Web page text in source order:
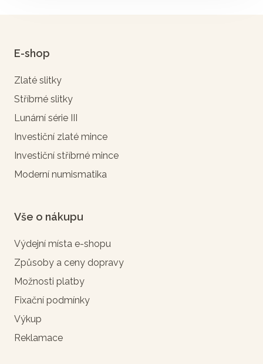
E-shop
Zlaté slitky
Stříbrné slitky
Lunární série III
Investiční zlaté mince
Investiční stříbrné mince
Moderní numismatika
Vše o nákupu
Výdejní místa e-shopu
Způsoby a ceny dopravy
Možnosti platby
Fixační podmínky
Výkup
Reklamace